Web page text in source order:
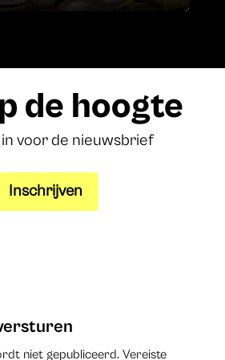
de hoogte
voor de nieuwsbrief
Inschrijven
niet gepubliceerd. Vereiste